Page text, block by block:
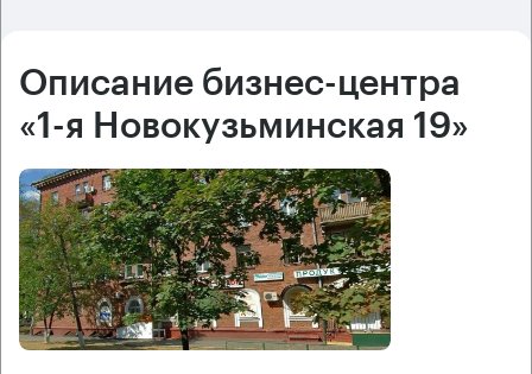
Описание бизнес-центра
«1-я Новокузьминская 19»